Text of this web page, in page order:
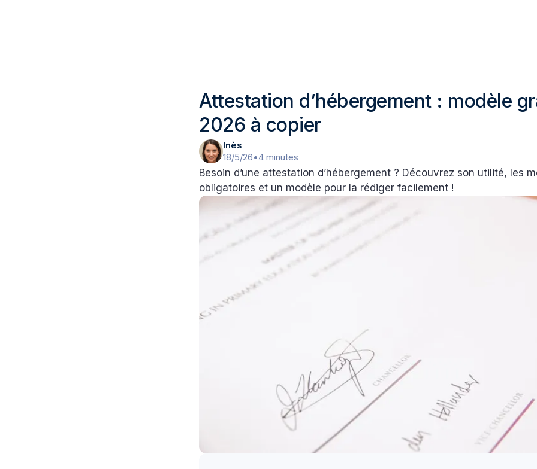
Attestation d’hébergement : modèle
2026 à copier
Inès
18/5/26•4 minutes
Besoin d’une attestation d’hébergement ? Découvrez son utilité, les
obligatoires et un modèle pour la rédiger facilement !